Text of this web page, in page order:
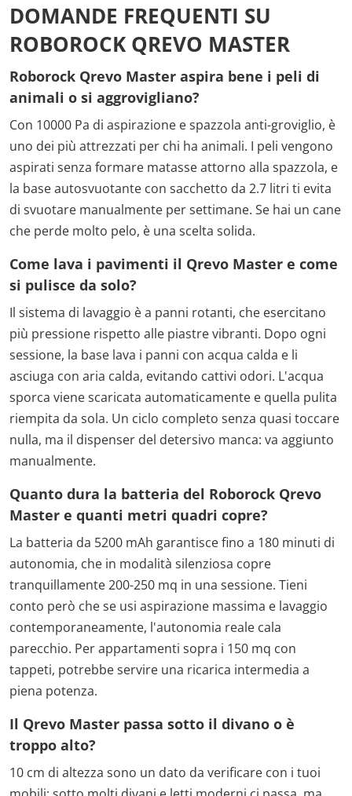
DOMANDE FREQUENTI SU
ROBOROCK QREVO MASTER
Roborock Qrevo Master aspira bene i peli di
animali o si aggrovigliano?
Con 10000 Pa di aspirazione e spazzola anti-groviglio, è
uno dei più attrezzati per chi ha animali. I peli vengono
aspirati senza formare matasse attorno alla spazzola, e
la base autosvuotante con sacchetto da 2.7 litri ti evita
di svuotare manualmente per settimane. Se hai un cane
che perde molto pelo, è una scelta solida.
Come lava i pavimenti il Qrevo Master e come
si pulisce da solo?
Il sistema di lavaggio è a panni rotanti, che esercitano
più pressione rispetto alle piastre vibranti. Dopo ogni
sessione, la base lava i panni con acqua calda e li
asciuga con aria calda, evitando cattivi odori. L'acqua
sporca viene scaricata automaticamente e quella pulita
riempita da sola. Un ciclo completo senza quasi toccare
nulla, ma il dispenser del detersivo manca: va aggiunto
manualmente.
Quanto dura la batteria del Roborock Qrevo
Master e quanti metri quadri copre?
La batteria da 5200 mAh garantisce fino a 180 minuti di
autonomia, che in modalità silenziosa copre
tranquillamente 200-250 mq in una sessione. Tieni
conto però che se usi aspirazione massima e lavaggio
contemporaneamente, l'autonomia reale cala
parecchio. Per appartamenti sopra i 150 mq con
tappeti, potrebbe servire una ricarica intermedia a
piena potenza.
Il Qrevo Master passa sotto il divano o è
troppo alto?
10 cm di altezza sono un dato da verificare con i tuoi